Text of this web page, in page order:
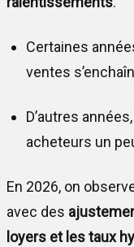
Certaines
ventes
D’autres
acheteurs un
En 2026, on
avec des
loyers et les taux